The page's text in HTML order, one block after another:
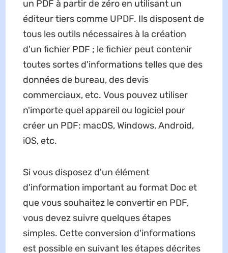
un PDF à partir de zéro en utilisant un
éditeur tiers comme UPDF. Ils disposent de
tous les outils nécessaires à la création
d'un fichier PDF ; le fichier peut contenir
toutes sortes d'informations telles que des
données de bureau, des devis
commerciaux, etc. Vous pouvez utiliser
n'importe quel appareil ou logiciel pour
créer un PDF: macOS, Windows, Android,
iOS, etc.
Si vous disposez d'un élément
d'information important au format Doc et
que vous souhaitez le convertir en PDF,
vous devez suivre quelques étapes
simples. Cette conversion d'informations
est possible en suivant les étapes décrites